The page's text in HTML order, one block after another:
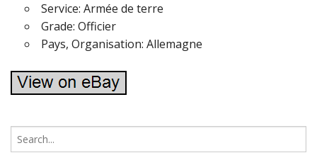
Service: Armée de terre
Grade: Officier
Pays, Organisation: Allemagne
e